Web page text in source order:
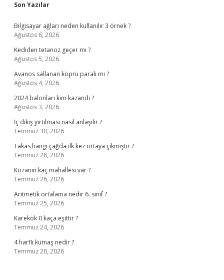
Son Yazılar
Bilgisayar ağları neden kullanılır 3 örnek ?
Ağustos 6, 2026
Kediden tetanoz geçer mi ?
Ağustos 5, 2026
Avanos sallanan köprü paralı mı ?
Ağustos 4, 2026
2024 balonları kim kazandı ?
Ağustos 3, 2026
İç dikiş yırtılması nasıl anlaşılır ?
Temmuz 30, 2026
Takas hangi çağda ilk kez ortaya çıkmıştır ?
Temmuz 28, 2026
Kozanın kaç mahallesi var ?
Temmuz 26, 2026
Aritmetik ortalama nedir 6. sınıf ?
Temmuz 25, 2026
Karekök 0 kaça eşittir ?
Temmuz 24, 2026
4 harfli kumaş nedir ?
Temmuz 20, 2026